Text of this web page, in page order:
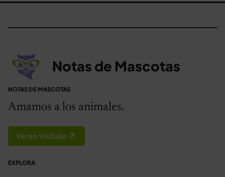
Notas de Mascotas
NOTAS DE MASCOTAS
Amamos a los animales.
Ver en YouTube
EXPLORA